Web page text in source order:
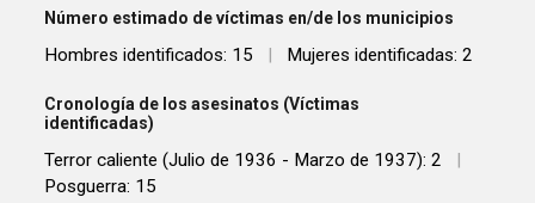
Número estimado de víctimas en/de los municipios
Hombres identificados: 15 | Mujeres identificadas: 2
Cronología de los asesinatos (Víctimas
identificadas)
Terror caliente (Julio de 1936 - Marzo de 1937): 2
|
Posguerra: 15